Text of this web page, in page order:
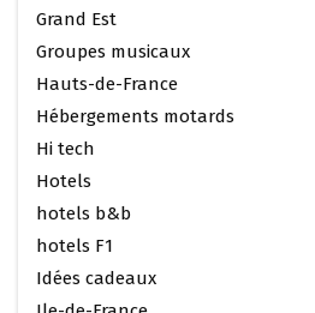
Grand Est
Groupes musicaux
Hauts-de-France
Hébergements motards
Hi tech
Hotels
hotels b&b
hotels F1
Idées cadeaux